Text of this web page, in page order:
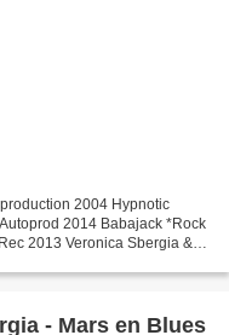
2004 Hypnotic
2014 Babajack *Rock
2013 Veronica Sbergia &
- Mars en Blues